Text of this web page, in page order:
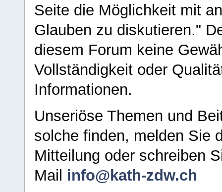
Seite die Möglichkeit mit
Glauben zu diskutieren."
diesem Forum keine
Vollständigkeit oder
Informationen.
Unseriöse Themen und
solche finden, melden Sie
Mitteilung oder schreiben
Mail info@kath-zdw.ch